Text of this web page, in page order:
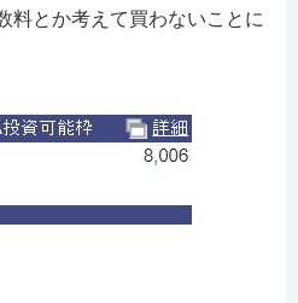
料とか考えて買わないことに